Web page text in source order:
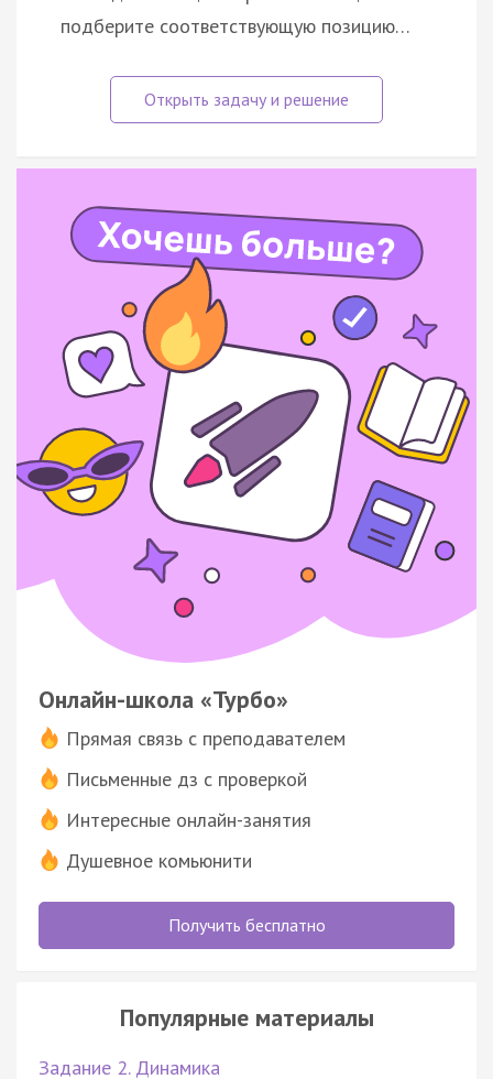
подберите соответствующую позицию…
Онлайн-школа «Турбо»
Прямая связь с преподавателем
Письменные дз с проверкой
Интересные онлайн-занятия
Душевное комьюнити
Получить бесплатно
Популярные материалы
Задание 2. Динамика